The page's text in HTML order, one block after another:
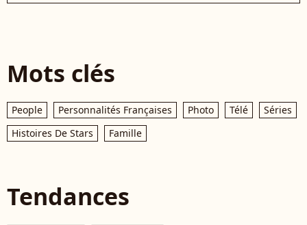
Mots clés
People Personnalités Françaises Photo Télé
Séries
Histoires De Stars
Famille
Tendances